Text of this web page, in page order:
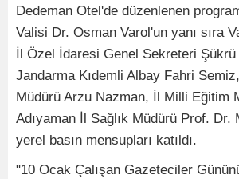
Dedeman Otel'de düzenlenen
Valisi Dr. Osman Varol'un yanı sıra
İl Özel İdaresi Genel Sekreteri
Jandarma Kıdemli Albay Fahri
Müdürü Arzu Nazman, İl Milli Eğitim
Adıyaman İl Sağlık Müdürü Prof. Dr.
yerel basın mensupları katıldı.
"10 Ocak Çalışan Gazeteciler